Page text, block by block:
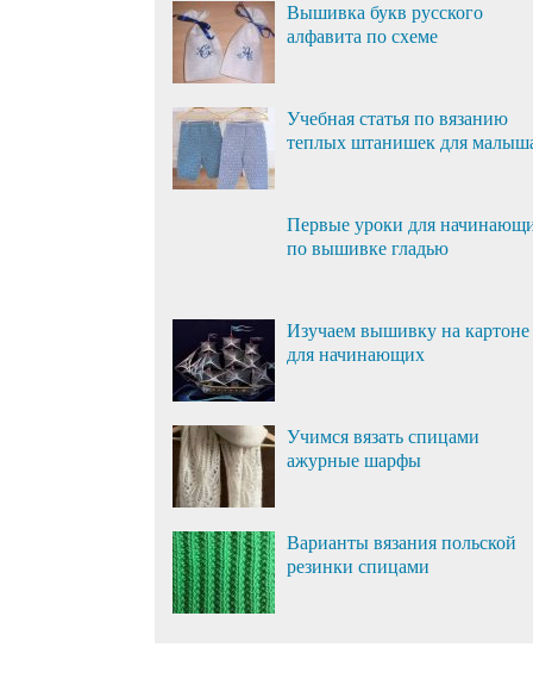
Вышивка букв русского
алфавита по схеме
Учебная статья по вязанию
теплых штанишек для
Первые уроки для
по вышивке гладью
Изучаем вышивку на картоне
для начинающих
Учимся вязать спицами
ажурные шарфы
Варианты вязания польской
резинки спицами